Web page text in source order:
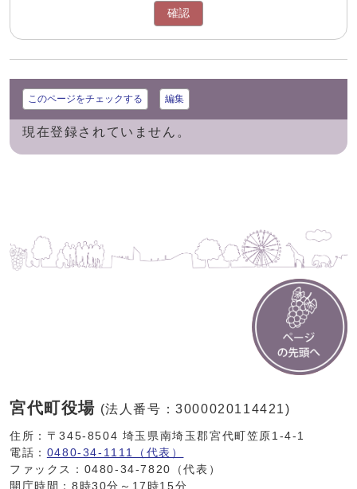
確認
このページをチェックする 編集
現在登録されていません。
宮代町役場 (法人番号：3000020114421)
住所：〒345-8504 埼玉県南埼玉郡宮代町笠原1-4-1
電話： 0480-34-1111（代表）
ファックス：0480-34-7820（代表）
開庁時間：8時30分～17時15分